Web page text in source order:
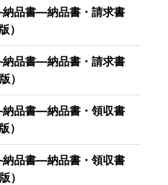
品書―納品書・請求書
）
品書―納品書・請求書
）
品書―納品書・領収書
）
品書―納品書・領収書
）